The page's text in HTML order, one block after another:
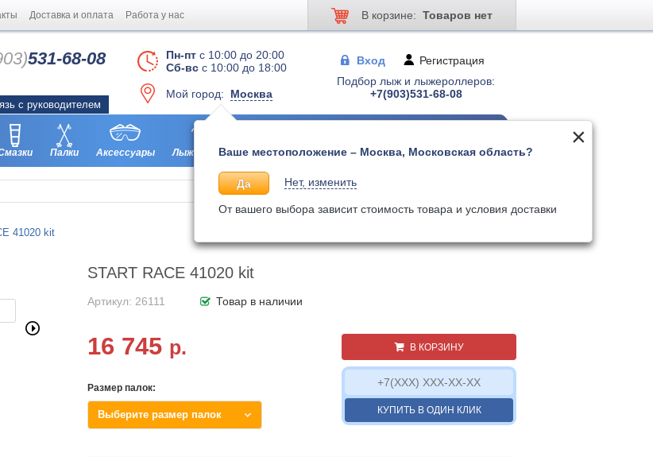
Доставка и оплата Работа у нас В корзине: Товаров нет
531-68-08 Пн-пт с 10:00 до 20:00
Сб-вс с 10:00 до 18:00
Мой город: Москва
Ваше местоположение – Москва, Московская область?
Да Нет, изменить
От вашего выбора зависит стоимость товара и условия доставки
Вход Регистрация
с руководителем
Подбор лыж и лыжероллеров:
+7(903)531-68-08
Палки Аксессуары Лыжероллеры Ботинки для лыжер-ов Палки для лыжер-ов
Поиск
41020 kit
START RACE 41020 kit
Артикул: 26111 Товар в наличии
16 745 р.
Размер палок:
Выберите размер палок
В КОРЗИНУ
КУПИТЬ В ОДИН КЛИК